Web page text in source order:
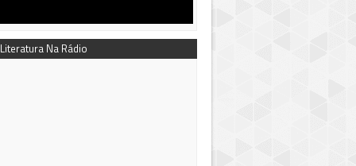
Na Rádio